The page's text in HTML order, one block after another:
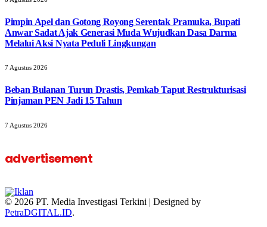
Pimpin Apel dan Gotong Royong Serentak Pramuka, Bupati
Anwar Sadat Ajak Generasi Muda Wujudkan Dasa Darma
Melalui Aksi Nyata Peduli Lingkungan
7 Agustus 2026
Beban Bulanan Turun Drastis, Pemkab Taput Restrukturisasi
Pinjaman PEN Jadi 15 Tahun‎
7 Agustus 2026
advertisement
© 2026 PT. Media Investigasi Terkini | Designed by
PetraDGITAL.ID.